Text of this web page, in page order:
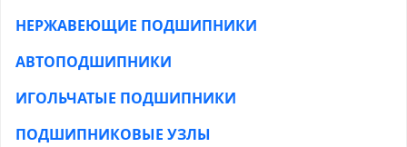
НЕРЖАВЕЮЩИЕ ПОДШИПНИКИ
АВТОПОДШИПНИКИ
ИГОЛЬЧАТЫЕ ПОДШИПНИКИ
ПОДШИПНИКОВЫЕ УЗЛЫ